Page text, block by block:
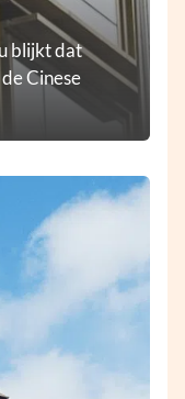
blijkt dat
Cinese